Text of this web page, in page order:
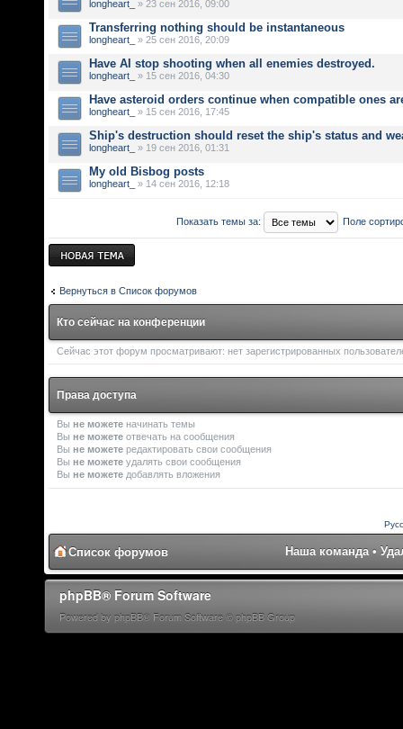
longheart_ » 23 сен 2016, 09:00
Transferring nothing should be instantaneous
longheart_ » 25 сен 2016, 20:09
Have AI stop shooting when all enemies destroyed.
longheart_ » 15 сен 2016, 04:30
Have asteroid orders continue when compatible ones
longheart_ » 15 сен 2016, 17:45
Ship's destruction should reset the ship's status and
longheart_ » 19 сен 2016, 01:31
My old Bisbog posts
longheart_ » 14 сен 2016, 12:18
Показать темы за: Поле
Новая тема
Вернуться в Список форумов
Кто сейчас на конференции
Сейчас этот форум просматривают: нет зарегистрированных
Права доступа
Вы не можете начинать темы
Вы не можете отвечать на сообщения
Вы не можете редактировать свои сообщения
Вы не можете удалять свои сообщения
Вы не можете добавлять вложения
Список форумов Наша команда •
phpBB® Forum Software
Powered by phpBB® Forum Software © phpBB Group